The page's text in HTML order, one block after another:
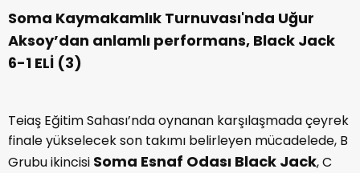
Soma Kaymakamlık Turnuvası'nda Uğur
Aksoy’dan anlamlı performans, Black Jack
6-1 ELİ (3)
Teiaş Eğitim Sahası’nda oynanan karşılaşmada çeyrek
finale yükselecek son takımı belirleyen mücadelede, B
Grubu ikincisi Soma Esnaf Odası Black Jack, C